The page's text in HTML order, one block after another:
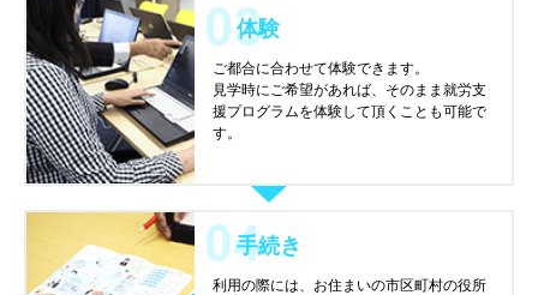
体験
ご都合に合わせて体験できます。
見学時にご希望があれば、そのまま就労支
援プログラムを体験して頂くことも可能で
す。
手続き
利用の際には、お住まいの市区町村の役所